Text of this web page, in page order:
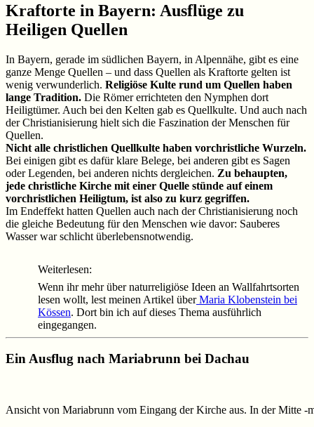
Kraftorte in Bayern: Ausflüge zu
Heiligen Quellen
In Bayern, gerade im südlichen Bayern, in Alpennähe, gibt es eine
ganze Menge Quellen – und dass Quellen als Kraftorte gelten ist
wenig verwunderlich. Religiöse Kulte rund um Quellen haben
lange Tradition. Die Römer errichteten den Nymphen dort
Heiligtümer. Auch bei den Kelten gab es Quellkulte. Und auch nach
der Christianisierung hielt sich die Faszination der Menschen für
Quellen.
Nicht alle christlichen Quellkulte haben vorchristliche Wurzeln.
Bei einigen gibt es dafür klare Belege, bei anderen gibt es Sagen
oder Legenden, bei anderen nichts dergleichen. Zu behaupten,
jede christliche Kirche mit einer Quelle stünde auf einem
vorchristlichen Heiligtum, ist also zu kurz gegriffen.
Im Endeffekt hatten Quellen auch nach der Christianisierung noch
die gleiche Bedeutung für den Menschen wie davor: Sauberes
Wasser war schlicht überlebensnotwendig.
Weiterlesen:
Wenn ihr mehr über naturreligiöse Ideen an Wallfahrtsorten
lesen wollt, lest meinen Artikel überMaria Klobenstein bei
Kössen. Dort bin ich auf dieses Thema ausführlich
eingegangen.
Ein Ausflug nach Mariabrunn bei Dachau
Ansicht von Mariabrunn vom Eingang der Kirche aus. In der Mitte -